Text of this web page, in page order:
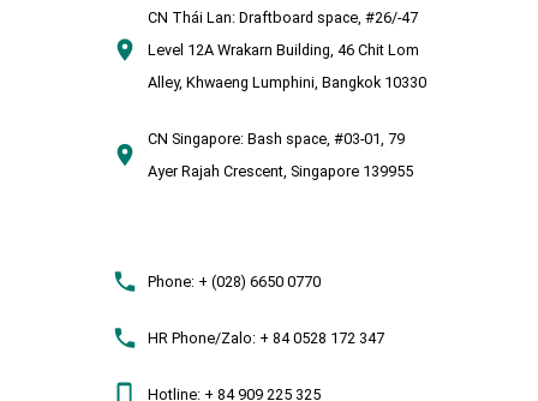
CN Thái Lan: Draftboard space, #26/-47
Level 12A Wrakarn Building, 46 Chit Lom
Alley, Khwaeng Lumphini, Bangkok 10330
CN Singapore: Bash space, #03-01, 79
Ayer Rajah Crescent, Singapore 139955
Phone:+ (028) 6650 0770
HR Phone/Zalo:+ 84 0528 172 347
Hotline:+ 84 909 225 325